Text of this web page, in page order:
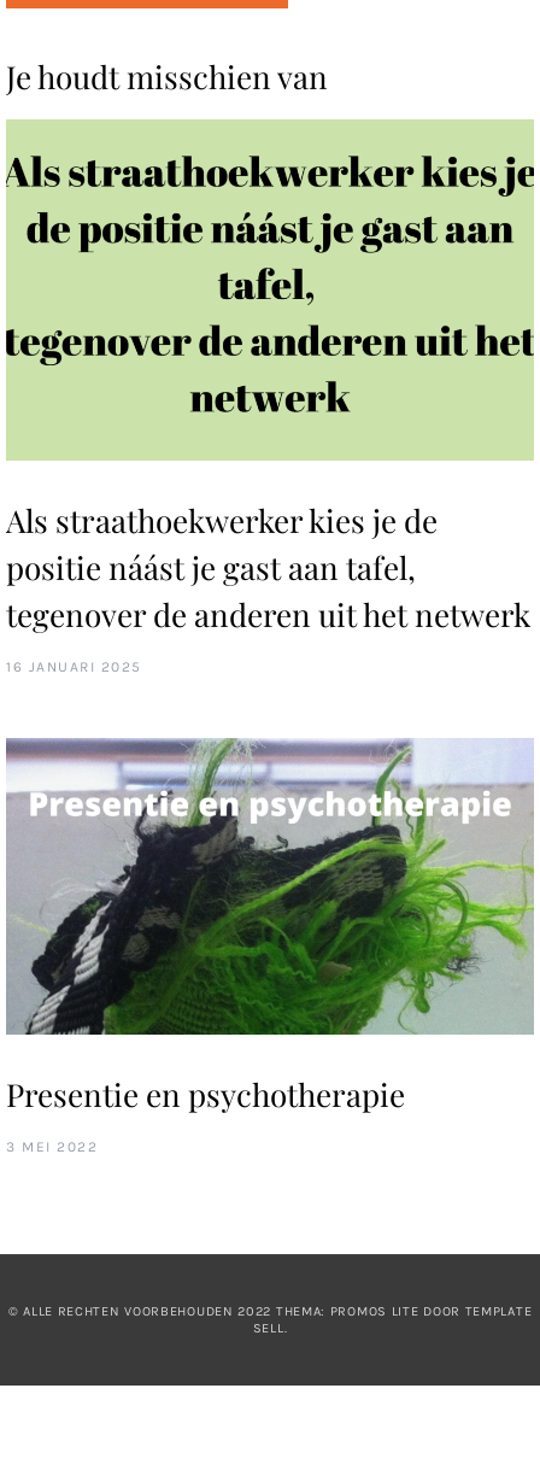
Je houdt misschien van
Als straathoekwerker kies je de
positie náást je gast aan tafel,
tegenover de anderen uit het netwerk
16 JANUARI 2025
Presentie en psychotherapie
3 MEI 2022
© ALLE RECHTEN VOORBEHOUDEN 2022 THEMA: PROMOS LITE DOOR TEMPLATE
SELL.